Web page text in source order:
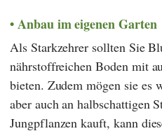
Anbau im eigenen Garten
Als Starkzehrer sollten Sie
nährstoffreichen Boden mit
bieten. Zudem mögen sie es
aber auch an halbschattigen
Jungpflanzen kauft, kann